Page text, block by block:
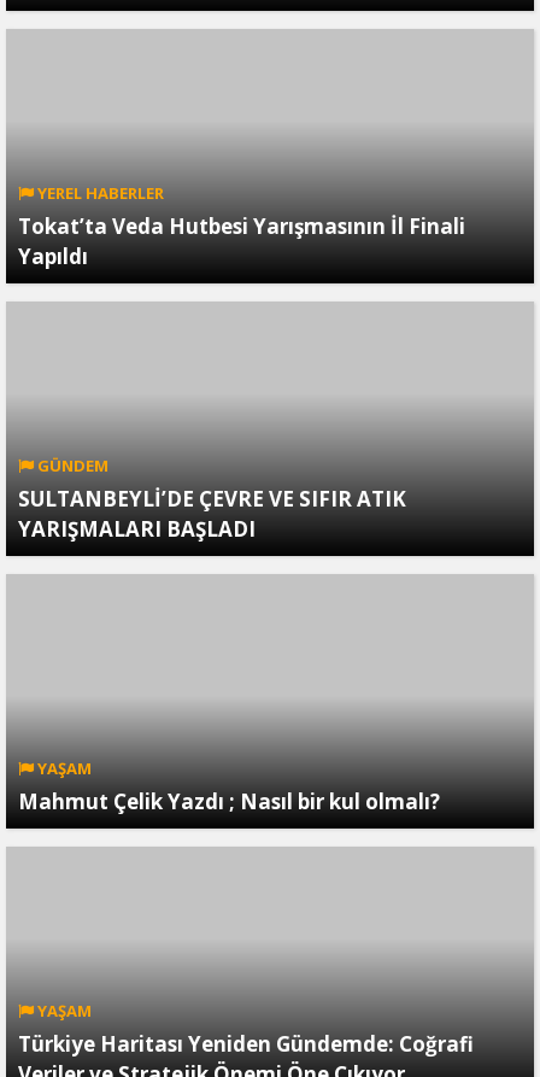
YEREL HABERLER
Tokat’ta Veda Hutbesi Yarışmasının İl Finali
Yapıldı
GÜNDEM
SULTANBEYLİ’DE ÇEVRE VE SIFIR ATIK
YARIŞMALARI BAŞLADI
YAŞAM
Mahmut Çelik Yazdı ; Nasıl bir kul olmalı?
YAŞAM
Türkiye Haritası Yeniden Gündemde: Coğrafi